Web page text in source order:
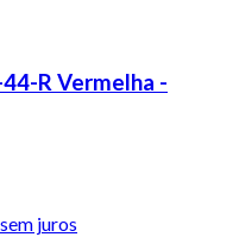
R Vermelha -
juros